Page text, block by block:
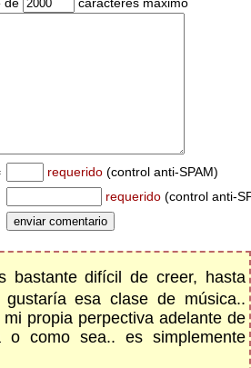
requerido (control anti-SPAM)
requerido (control anti-
bastante difícil de creer, hasta
esa clase de música..
propia perpectiva adelante de
o como sea.. es simplemente